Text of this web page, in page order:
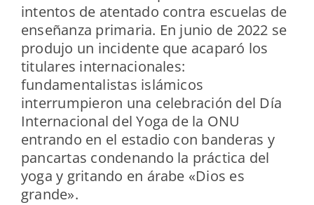
intentos de atentado contra escuelas de
enseñanza primaria. En junio de 2022 se
produjo un incidente que acaparó los
titulares internacionales:
fundamentalistas islámicos
interrumpieron una celebración del Día
Internacional del Yoga de la ONU
entrando en el estadio con banderas y
pancartas condenando la práctica del
yoga y gritando en árabe «Dios es
grande».